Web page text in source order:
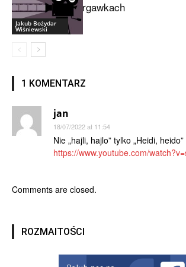
Jakub Bożydar
Wiśniewski
drgawkach
1 KOMENTARZ
jan
18/07/2022 at 11:54
Nie „hajli, hajlo” tylko „Heidi, heido”
https://www.youtube.com/
Comments are closed.
ROZMAITOŚCI